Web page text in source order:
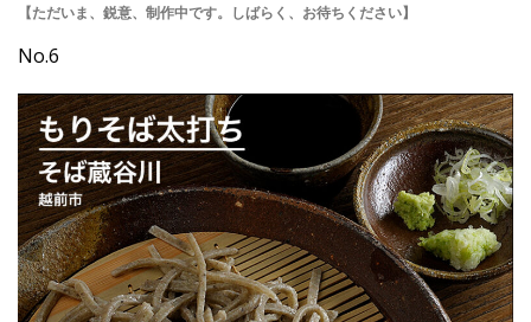
【ただいま、鋭意、制作中です。しばらく、お待ちください】
No.6